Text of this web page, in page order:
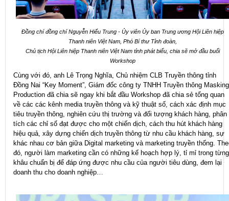
Đồng chí đồng chí Nguyễn Hiếu Trung - Ủy viên Ủy ban Trung ương Hội Liên hiệp
Thanh niên Việt Nam, Phó Bí thư Tỉnh đoàn,
Chủ tịch Hội Liên hiệp Thanh niên Việt Nam tỉnh phát biểu, chia sẽ mởđầu buổi
Workshop
Cùng với đó, anh Lê Trọng Nghĩa, Chủ nhiệm CLB Truyền thông tỉnh
Đồng Nai “Key Moment”, Giám đốc công ty TNHH Truyền thông Masking
Production đã chia sẽ ngay khi bắt đầu Workshop đã chia sẻ tổng quan
về các các kênh media truyền thông và kỹ thuật số, cách xác định mục
tiêu truyền thông, nghiên cứu thị trường và đối tượng khách hàng, phân
tích các chỉ số đạt được cho một chiến dịch, cách thu hút khách hàng
hiệu quả, xây dựng chiến dịch truyền thông từ nhu cầu khách hàng, sự
khác nhau cơ bản giữa Digital marketing và marketing truyền thống.
đó, người làm marketing cần có những kế hoạch hợp lý, tỉ mỉ trong từng
khâu chuẩn bị để đáp ứng được nhu cầu của người tiêu dùng, đem lại
doanh thu cho doanh nghiệp…